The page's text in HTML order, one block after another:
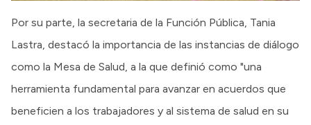
Por su parte, la secretaria de la Función Pública, Tania
Lastra, destacó la importancia de las instancias de diálogo
como la Mesa de Salud, a la que definió como "una
herramienta fundamental para avanzar en acuerdos que
beneficien a los trabajadores y al sistema de salud en su